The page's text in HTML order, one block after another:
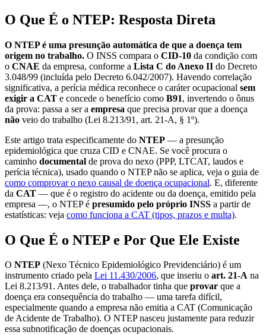
O Que É o NTEP: Resposta Direta
O NTEP é uma presunção automática de que a doença tem
origem no trabalho. O INSS compara o CID-10 da condição com
o CNAE da empresa, conforme a Lista C do Anexo II do Decreto
3.048/99 (incluída pelo Decreto 6.042/2007). Havendo correlação
significativa, a perícia médica reconhece o caráter ocupacional sem
exigir a CAT e concede o benefício como B91, invertendo o ônus
da prova: passa a ser a empresa que precisa provar que a doença
não veio do trabalho (Lei 8.213/91, art. 21-A, § 1º).
Este artigo trata especificamente do NTEP — a presunção
epidemiológica que cruza CID e CNAE. Se você procura o
caminho documental de prova do nexo (PPP, LTCAT, laudos e
perícia técnica), usado quando o NTEP não se aplica, veja o guia de
como comprovar o nexo causal de doença ocupacional. E, diferente
da CAT — que é o registro do acidente ou da doença, emitido pela
empresa —, o NTEP é presumido pelo próprio INSS a partir de
estatísticas: veja como funciona a CAT (tipos, prazos e multa).
O Que É o NTEP e Por Que Ele Existe
O NTEP (Nexo Técnico Epidemiológico Previdenciário) é um
instrumento criado pela Lei 11.430/2006, que inseriu o art. 21-A na
Lei 8.213/91. Antes dele, o trabalhador tinha que provar que a
doença era consequência do trabalho — uma tarefa difícil,
especialmente quando a empresa não emitia a CAT (Comunicação
de Acidente de Trabalho). O NTEP nasceu justamente para reduzir
essa subnotificação de doenças ocupacionais.